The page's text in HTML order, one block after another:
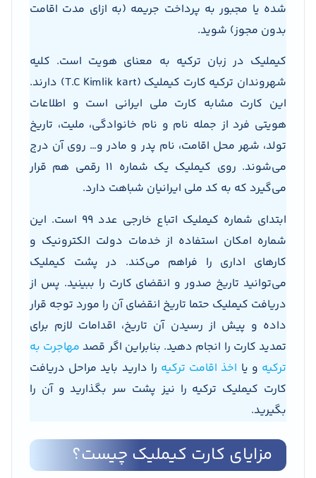
شده یا مجبور به پرداخت جریمه (به ازای مدت اقامت
بدون مجوز) شوید.
کیملیک در زبان ترکیه به معنای هویت است. کلیه
شهروندان ترکیه کارت کیملیک (T.C Kimlik kart) دارند.
این کارت مشابه کارت ملی ایرانی است و اطلاعات
هویتی فرد از جمله نام و نام خانوادگی، ملیت، تاریخ
تولد، شهر محل اقامت، نام پدر و مادر و… روی آن درج
می‌شوند. روی کیملیک یک شماره 11 رقمی هم قرار
می‌گیرد که به کد ملی ایرانیان شباهت دارد.
ابتدای شماره کیملیک اتباع خارجی عدد 99 است. این
شماره امکان استفاده از خدمات دولت الکترونیک و
کارهای اداری را فراهم می‌کند. در پشت کیملیک
می‌توانید تاریخ صدور و انقضای کارت را ببینید. پس از
دریافت کیملیک حتما تاریخ انقضای آن را مورد توجه قرار
داده و پیش از رسیدن آن تاریخ، اقدامات لازم برای
تمدید کارت را انجام دهید. بنابراین اگر قصد مهاجرت به
ترکیه و یا اخذ اقامت ترکیه را دارید باید مراحل دریافت
کارت کیملیک ترکیه را نیز پشت سر بگذارید و آن را
بگیرید.
مزایای کارت کیملیک چیست؟